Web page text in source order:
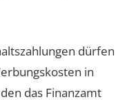
dürfen
in
das Finanzamt